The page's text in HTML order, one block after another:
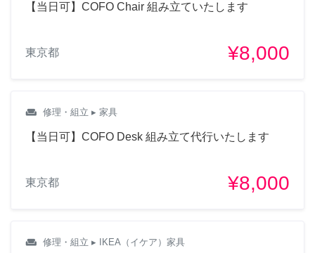
【当日可】COFO Chair 組み立ていたします
東京都 ¥8,000
weekend 修理・組立 ▸ 家具
【当日可】COFO Desk 組み立て代行いたします
東京都 ¥8,000
weekend 修理・組立 ▸ IKEA（イケア）家具